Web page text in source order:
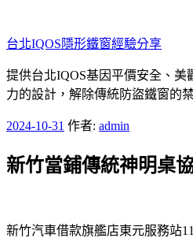
至
主
要
內
台北IQOS隱形鐵窗經驗分享
提供台北IQOS基因平價安全、
力的設計，解除傳統防盜鐵窗的
發
於
2024-10-31 作者: admin
新竹當鋪傳統神明桌
新竹汽車借款旗艦店東元服務站